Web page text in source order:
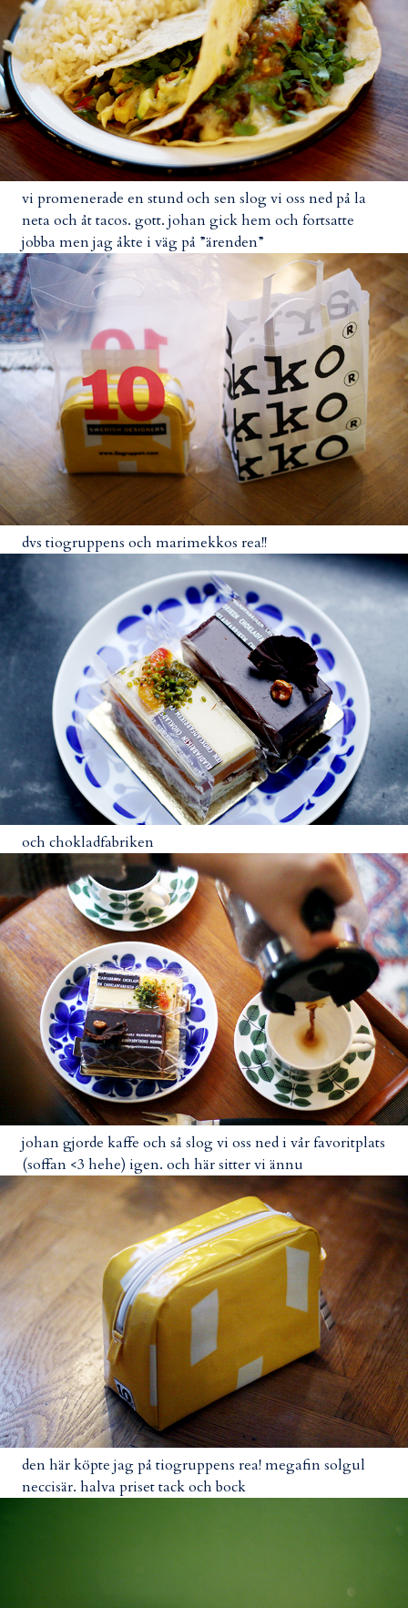
vi promenerade en stund och sen slog vi oss ned på la
neta och åt tacos. gott. johan gick hem och fortsatte
jobba men jag åkte i väg på ”ärenden”
dvs tiogruppens och marimekkos rea!!
och chokladfabriken
johan gjorde kaffe och så slog vi oss ned i vår favoritplats
(soffan <3 hehe) igen. och här sitter vi ännu
den här köpte jag på tiogruppens rea! megafin solgul
neccisär. halva priset tack och bock